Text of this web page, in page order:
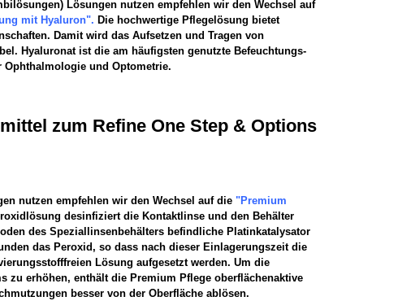
Lösungen nutzen empfehlen wir den Wechsel auf
mit Hyaluron". Die hochwertige Pflegelösung bietet
Damit wird das Aufsetzen und Tragen von
Hyaluronat ist die am häufigsten genutzte Befeuchtungs-
und Optometrie.
zum Refine One Step & Options
nutzen empfehlen wir den Wechsel auf die "Premium
desinfiziert die Kontaktlinse und den Behälter
des Speziallinsenbehälters befindliche Platinkatalysator
das Peroxid, so dass nach dieser Einlagerungszeit die
Lösung aufgesetzt werden. Um die
zu erhöhen, enthält die Premium Pflege oberflächenaktive
besser von der Oberfläche ablösen.